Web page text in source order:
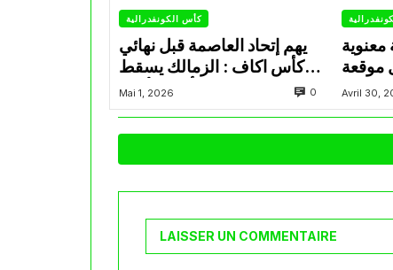
كأس الكونفدرالية
يهم إتحاد العاصمة قبل نهائي
كأس اكاف : الزمالك يسقط
Mai 1, 2026 0
معنوية
موقعة
Avril 30,
LAISSER UN COMMENTAIRE